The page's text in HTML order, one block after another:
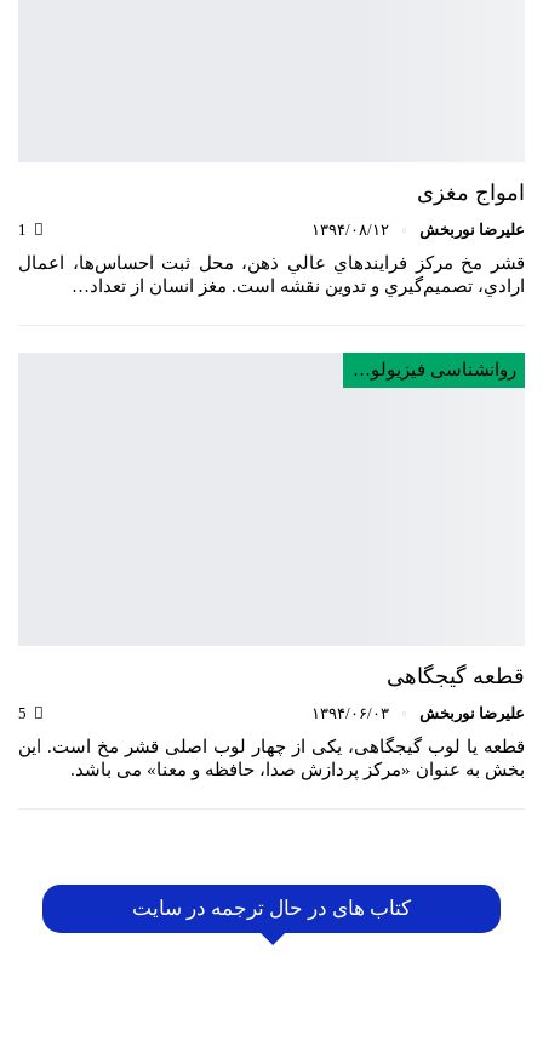
امواج مغزی
علیرضا نوربخش ۱۳۹۴/۰۸/۱۲
قشر مخ مركز فرايندهاي عالي ذهن، محل ثبت احساس‌ها، اعمال
ارادي، تصميم‌گيري و تدوين نقشه است. مغز انسان از تعداد…
روانشناسی فیزیولوژی
قطعه گیجگاهی
علیرضا نوربخش ۱۳۹۴/۰۶/۰۳
قطعه یا لوب گیجگاهی، یکی از چهار لوب اصلی قشر مخ است. این
بخش به عنوان «مرکز پردازش صدا، حافظه و معنا» می باشد.
کتاب های در حال ترجمه در سایت